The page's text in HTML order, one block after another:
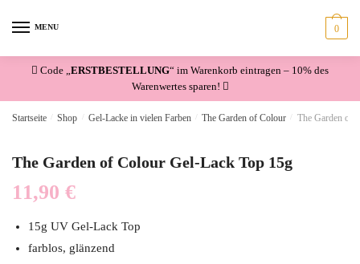
MENU 0
Code „ ERSTBESTELLUNG“ im Warenkorb eintragen – 10% des
Warenwertes sparen!
Startseite Shop Gel-Lacke in vielen Farben The Garden of Colour The Garden of
The Garden of Colour Gel-Lack Top 15g
11,90 €
15g UV Gel-Lack Top
farblos, glänzend